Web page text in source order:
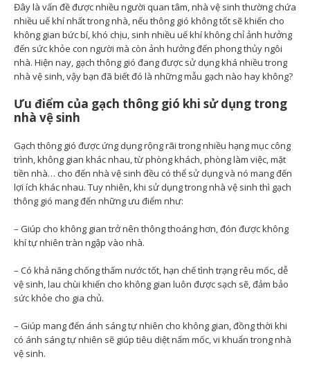
Đây là vấn đề được nhiều người quan tâm, nhà vệ sinh thường chứa
nhiều uế khí nhất trong nhà, nếu thông gió không tốt sẽ khiến cho
không gian bức bí, khó chịu, sinh nhiều uế khí không chỉ ảnh hưởng
đến sức khỏe con người mà còn ảnh hưởng đến phong thủy ngôi
nhà. Hiện nay, gạch thông gió đang được sử dụng khá nhiều trong
nhà vệ sinh, vậy bạn đã biết đó là những mẫu gạch nào hay không?
Ưu điểm của gạch thông gió khi sử dụng trong
nhà vệ sinh
Gạch thông gió được ứng dụng rộng rãi trong nhiều hạng mục công
trình, không gian khác nhau, từ phòng khách, phòng làm việc, mặt
tiền nhà… cho đến nhà vệ sinh đều có thể sử dụng và nó mang đến
lợi ích khác nhau. Tuy nhiên, khi sử dụng trong nhà vệ sinh thì gạch
thông gió mang đến những ưu điểm như:
– Giúp cho không gian trở nên thông thoáng hơn, đón được không
khí tự nhiên tràn ngập vào nhà.
– Có khả năng chống thấm nước tốt, hạn chế tình trạng rêu mốc, dễ
vệ sinh, lau chùi khiến cho không gian luôn được sạch sẽ, đảm bảo
sức khỏe cho gia chủ.
– Giúp mang đến ánh sáng tự nhiên cho không gian, đồng thời khi
có ánh sáng tự nhiên sẽ giúp tiêu diệt nấm mốc, vi khuẩn trong nhà
vệ sinh.